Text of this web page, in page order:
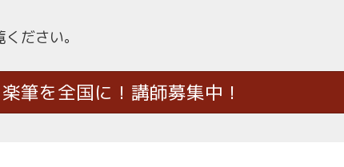
ださい。
楽筆を全国に！講師募集中！